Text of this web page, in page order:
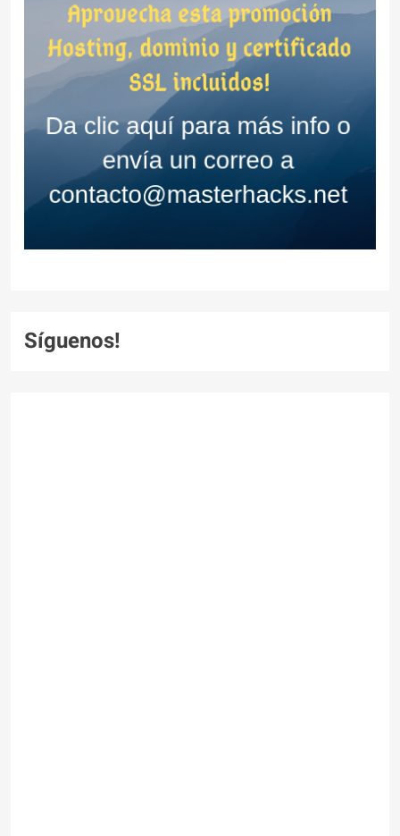
Síguenos!